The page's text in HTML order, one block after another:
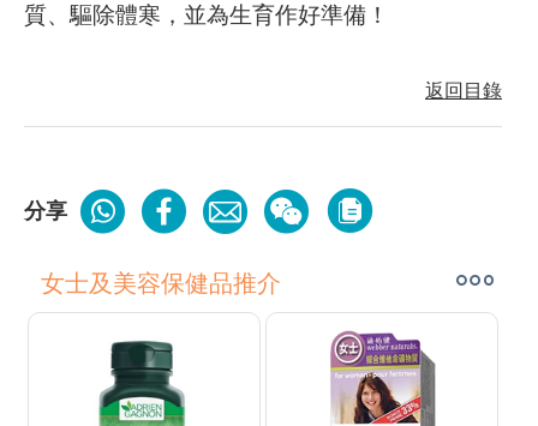
質、驅除體寒，並為生育作好準備！
返回目錄
分享
女士及美容保健品推介